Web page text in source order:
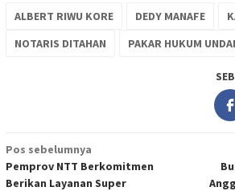
ALBERT RIWU KORE DEDY MANAFE
NOTARIS DITAHAN
PAKAR HUKUM
Navigasi
pos
Pos sebelumnya
Pemprov NTT Berkomitmen
Berikan Layanan Super